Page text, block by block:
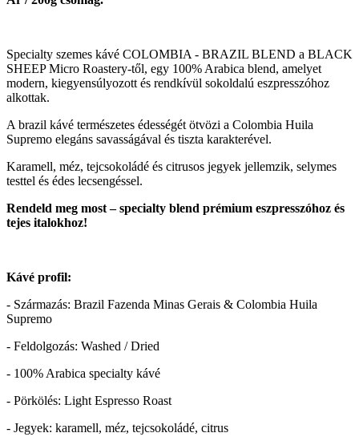
Specialty szemes kávé COLOMBIA - BRAZIL BLEND a BLACK
SHEEP Micro Roastery-től, egy 100% Arabica blend, amelyet
modern, kiegyensúlyozott és rendkívül sokoldalú eszpresszóhoz
alkottak.
A brazil kávé természetes édességét ötvözi a Colombia Huila
Supremo elegáns savasságával és tiszta karakterével.
Karamell, méz, tejcsokoládé és citrusos jegyek jellemzik, selymes
testtel és édes lecsengéssel.
Rendeld meg most – specialty blend prémium eszpresszóhoz és
tejes italokhoz!
Kávé profil:
- Származás: Brazil Fazenda Minas Gerais & Colombia Huila
Supremo
- Feldolgozás: Washed / Dried
- 100% Arabica specialty kávé
- Pörkölés: Light Espresso Roast
- Jegyek: karamell, méz, tejcsokoládé, citrus